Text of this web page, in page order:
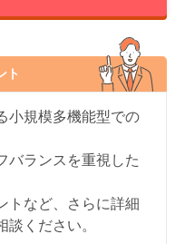
ト
小規模多機能型での
バランスを重視した
トなど、さらに詳細
ください。